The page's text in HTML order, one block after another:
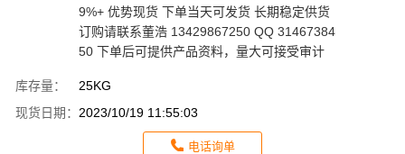
9%+ 优势现货 下单当天可发货 长期稳定供货
订购请联系董浩 13429867250 QQ 31467384
50 下单后可提供产品资料，量大可接受审计
库存量：
25KG
现货日期： 2023/10/19 11:55:03
电话询单